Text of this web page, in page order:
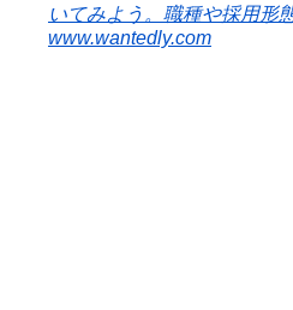
いてみよう。職種や採用形
www.wantedly.com